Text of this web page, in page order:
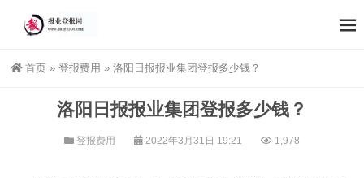
首页 » 登报费用 » 洛阳日报报业集团登报多少钱？
洛阳日报报业集团登报多少钱？
登报费用 2022年3月31日 19:21 1,978